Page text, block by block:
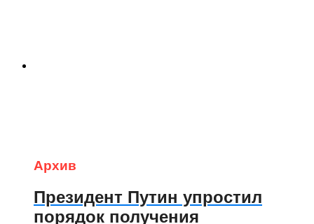
Архив
Президент Путин упростил
порядок получения